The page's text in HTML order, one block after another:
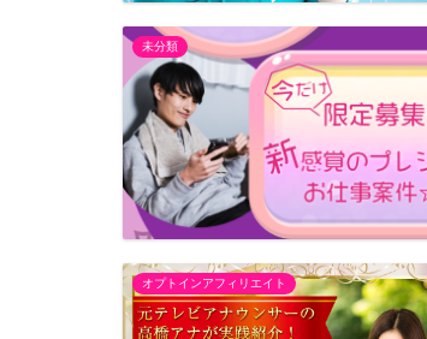
未分類
オプトインアフィリエイト